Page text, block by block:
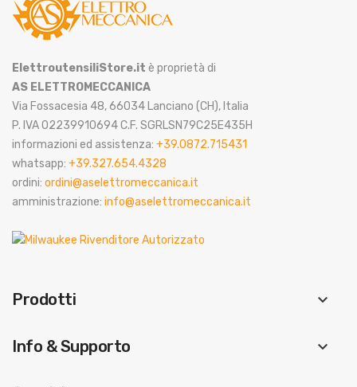
ElettroutensiliStore.it è proprietà di
AS ELETTROMECCANICA
Via Fossacesia 48, 66034 Lanciano (CH), Italia
P. IVA 02239910694 C.F. SGRLSN79C25E435H
informazioni ed assistenza: +39.0872.715431
whatsapp: +39.327.654.4328
ordini: ordini@aselettromeccanica.it
amministrazione: info@aselettromeccanica.it
Prodotti keyboard_arrow_down
Info & Supporto keyboard_arrow_down